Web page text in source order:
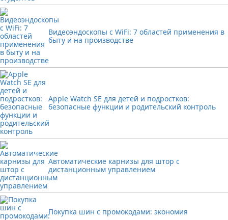
Видеоэндоскопы с WiFi: 7 областей применения в
быту и на производстве
Apple Watch SE для детей и подростков:
безопасные функции и родительский контроль
Автоматические карнизы для штор с
дистанционным управлением
Покупка шин с промокодами: экономия